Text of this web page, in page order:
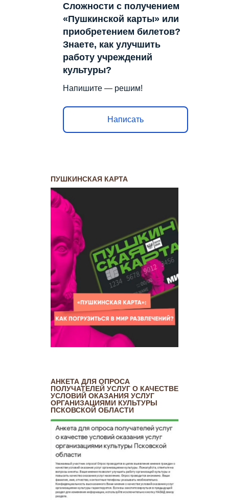
Сложности с получением
«Пушкинской карты» или
приобретением билетов?
Знаете, как улучшить
работу учреждений
культуры?
Напишите — решим!
Написать
ПУШКИНСКАЯ КАРТА
АНКЕТА ДЛЯ ОПРОСА
ПОЛУЧАТЕЛЕЙ УСЛУГ О КАЧЕСТВЕ
УСЛОВИЙ ОКАЗАНИЯ УСЛУГ
ОРГАНИЗАЦИЯМИ КУЛЬТУРЫ
ПСКОВСКОЙ ОБЛАСТИ